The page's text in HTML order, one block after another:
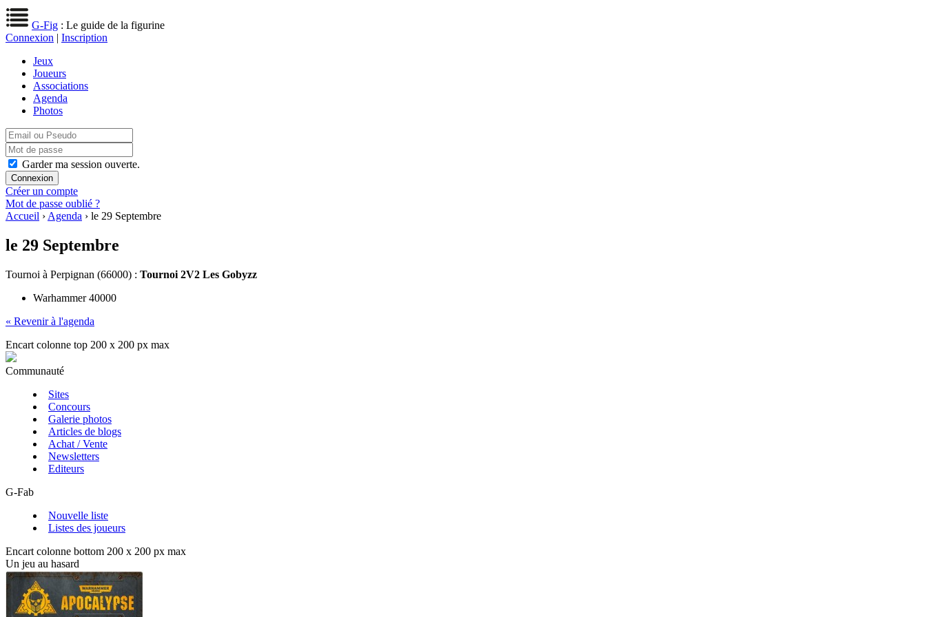
G-Fig : Le guide de la figurine
Connexion | Inscription
Jeux
Joueurs
Associations
Agenda
Photos
Garder ma session ouverte.
Créer un compte
Mot de passe oublié ?
Accueil › Agenda › le 29 Septembre
le 29 Septembre
Tournoi à Perpignan (66000) : Tournoi 2V2 Les Gobyzz
Warhammer 40000
« Revenir à l'agenda
Encart colonne top 200 x 200 px max
Communauté
Sites
Concours
Galerie photos
Articles de blogs
Achat / Vente
Newsletters
Editeurs
G-Fab
Nouvelle liste
Listes des joueurs
Encart colonne bottom 200 x 200 px max
Un jeu au hasard